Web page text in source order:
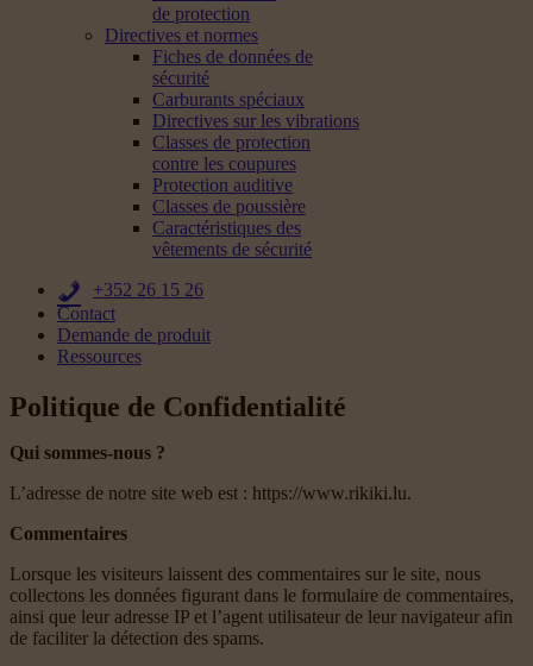
de protection
Directives et normes
Fiches de données de
sécurité
Carburants spéciaux
Directives sur les vibrations
Classes de protection
contre les coupures
Protection auditive
Classes de poussière
Caractéristiques des
vêtements de sécurité
+352 26 15 26
Contact
Demande de produit
Ressources
Politique de Confidentialité
Qui sommes-nous ?
L’adresse de notre site web est : https://www.rikiki.lu.
Commentaires
Lorsque les visiteurs laissent des commentaires sur le site, nous
collectons les données figurant dans le formulaire de commentaires,
ainsi que leur adresse IP et l’agent utilisateur de leur navigateur afin
de faciliter la détection des spams.